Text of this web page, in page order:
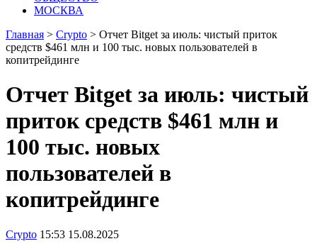
МОСКВА
Главная > Crypto > Отчет Bitget за июль: чистый приток
средств $461 млн и 100 тыс. новых пользователей в
копитрейдинге
Отчет Bitget за июль: чистый
приток средств $461 млн и
100 тыс. новых
пользователей в
копитрейдинге
Crypto 15:53 15.08.2025